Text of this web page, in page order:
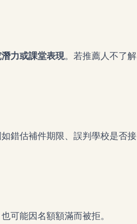
力或課堂表現。若推薦人不了解
錯估補件期限、誤判學校是否接
可能因名額額滿而被拒。